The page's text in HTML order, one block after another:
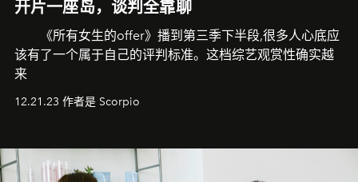
开片一座岛，谈判全靠聊
《所有女生的offer》播到第三季下半段,很多人心底应
该有了一个属于自己的评判标准。这档综艺观赏性确实越
来
12.21.23 作者是 Scorpio